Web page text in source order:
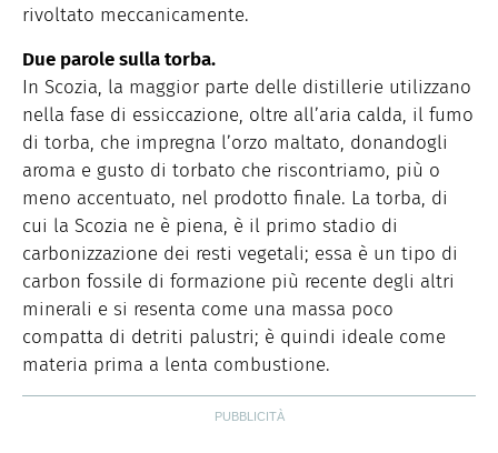
rivoltato meccanicamente.
Due parole sulla torba.
In Scozia, la maggior parte delle distillerie utilizzano
nella fase di essiccazione, oltre all’aria calda, il fumo
di torba, che impregna l’orzo maltato, donandogli
aroma e gusto di torbato che riscontriamo, più o
meno accentuato, nel prodotto finale. La torba, di
cui la Scozia ne è piena, è il primo stadio di
carbonizzazione dei resti vegetali; essa è un tipo di
carbon fossile di formazione più recente degli altri
minerali e si resenta come una massa poco
compatta di detriti palustri; è quindi ideale come
materia prima a lenta combustione.